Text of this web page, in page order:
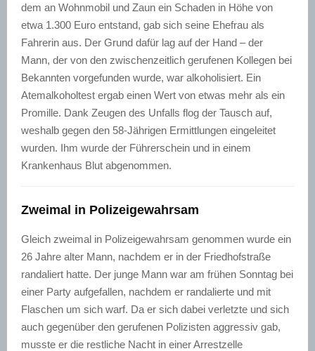
dem an Wohnmobil und Zaun ein Schaden in Höhe von
etwa 1.300 Euro entstand, gab sich seine Ehefrau als
Fahrerin aus. Der Grund dafür lag auf der Hand – der
Mann, der von den zwischenzeitlich gerufenen Kollegen bei
Bekannten vorgefunden wurde, war alkoholisiert. Ein
Atemalkoholtest ergab einen Wert von etwas mehr als ein
Promille. Dank Zeugen des Unfalls flog der Tausch auf,
weshalb gegen den 58-Jährigen Ermittlungen eingeleitet
wurden. Ihm wurde der Führerschein und in einem
Krankenhaus Blut abgenommen.
Zweimal in Polizeigewahrsam
Gleich zweimal in Polizeigewahrsam genommen wurde ein
26 Jahre alter Mann, nachdem er in der Friedhofstraße
randaliert hatte. Der junge Mann war am frühen Sonntag bei
einer Party aufgefallen, nachdem er randalierte und mit
Flaschen um sich warf. Da er sich dabei verletzte und sich
auch gegenüber den gerufenen Polizisten aggressiv gab,
musste er die restliche Nacht in einer Arrestzelle